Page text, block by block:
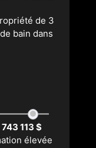
de 3
bain dans
743 113 $
élevée